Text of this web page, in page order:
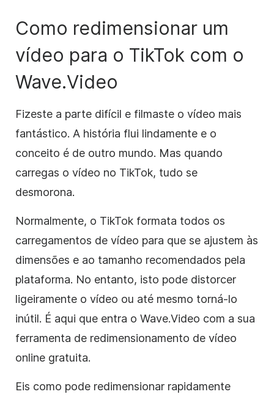
Como redimensionar um
vídeo para o TikTok com o
Wave.Video
Fizeste a parte difícil e filmaste o vídeo mais
fantástico. A história flui lindamente e o
conceito é de outro mundo. Mas quando
carregas o vídeo no TikTok, tudo se
desmorona.
Normalmente, o TikTok formata todos os
carregamentos de vídeo para que se ajustem às
dimensões e ao tamanho recomendados pela
plataforma. No entanto, isto pode distorcer
ligeiramente o vídeo ou até mesmo torná-lo
inútil. É aqui que entra o Wave.Video com a sua
ferramenta de redimensionamento de vídeo
online gratuita.
Eis como pode redimensionar rapidamente